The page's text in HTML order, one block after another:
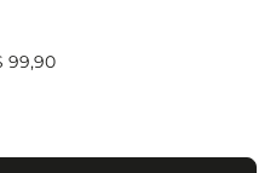
99,90